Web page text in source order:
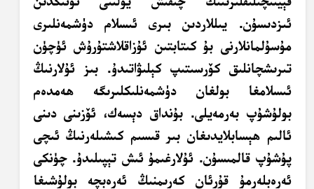
ئىزدىسۇن. يىللاردىن بىرى ئىسلام دۈشمەنلىرى
مۇسۇلمانلارنى بۇ كىتابتىن ئۇزاقلاشتۇرۇش ئۈچۈن
تىرىشچانلىقكۆرسىتىپكېلىۋاتىدۇ. بىز ئۇلارنىڭ
ئىسلامغا بولغان دۈشمەنلىكلىرىگە ھەمدەم
بولۇشۇپ بەرمەيلى. بۇنداق دېسەك، ئۆزىنى دىنى
ئالىم ھېسابلايدىغان بىر قىسىم كىشىلەرنىڭ ئىچى
پۇشۇپ قالمىسۇن. ئۇلارغىمۇ ئىش تېپىلىدۇ. چۈنكى
ئەرەبلەرمۇ قۇرئان كەرىمنىڭ ئەرەبچە بولۇشىغا